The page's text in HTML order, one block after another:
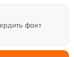
факт